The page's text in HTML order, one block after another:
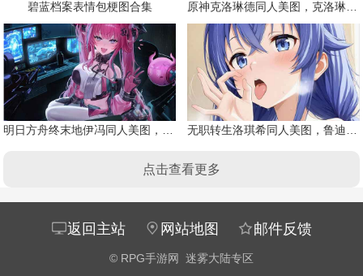
碧蓝档案表情包梗图合集 原神克洛琳德同人美图，克洛琳德战败会怎样
明日方舟终末地伊冯同人美图，粉毛恶魔伊冯 无职转生洛琪希同人美图，鲁迪的二老婆
点击查看更多
返回主站 网站地图 邮件反馈
© RPG手游网 迷雾大陆专区